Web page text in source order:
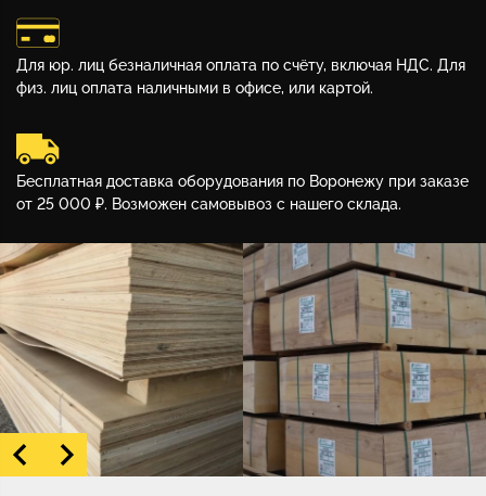
Для юр. лиц безналичная оплата по счёту, включая НДС. Для
физ. лиц оплата наличными в офисе, или картой.
Бесплатная доставка оборудования по Воронежу при заказе
от 25 000 ₽. Возможен самовывоз с нашего склада.